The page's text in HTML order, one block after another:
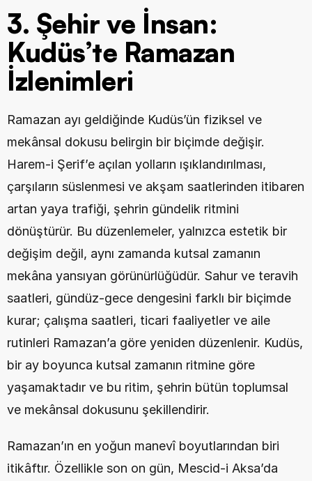
3. Şehir ve İnsan:
Kudüs’te Ramazan
İzlenimleri
Ramazan ayı geldiğinde Kudüs’ün fiziksel ve
mekânsal dokusu belirgin bir biçimde değişir.
Harem-i Şerif’e açılan yolların ışıklandırılması,
çarşıların süslenmesi ve akşam saatlerinden itibaren
artan yaya trafiği, şehrin gündelik ritmini
dönüştürür. Bu düzenlemeler, yalnızca estetik bir
değişim değil, aynı zamanda kutsal zamanın
mekâna yansıyan görünürlüğüdür. Sahur ve teravih
saatleri, gündüz-gece dengesini farklı bir biçimde
kurar; çalışma saatleri, ticari faaliyetler ve aile
rutinleri Ramazan’a göre yeniden düzenlenir. Kudüs,
bir ay boyunca kutsal zamanın ritmine göre
yaşamaktadır ve bu ritim, şehrin bütün toplumsal
ve mekânsal dokusunu şekillendirir.
Ramazan’ın en yoğun manevî boyutlarından biri
itikâftır. Özellikle son on gün, Mescid-i Aksa’da